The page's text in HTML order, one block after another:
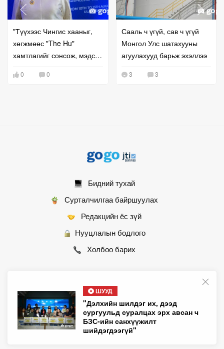
ШУУД
"Дэлхийн шилдэг их, дээд
сургуульд суралцах эрх авсан ч
БЗС-ийн санхүүжилт
шийдэгдээгүй"
"Түүхээс Чингис хааныг,
хөгжмөөс "The Hu"
хамтлагийг сонсож, мэдсэн
сонирхох нь нэмэгдсэн"
0 0
Сааль ч үгүй, сав ч үгүй
Монгол Улс шатахууны
агуулахууд барьж эхэллээ
3 3
Бидний тухай
Сурталчилгаа байршуулах
Редакцийн ёс зүй
Нууцлалын бодлого
Холбоо барих
© 2007 - 2026 Монгол Контент ХХК • Бүх эрх хуулиар хамгаалагдсан